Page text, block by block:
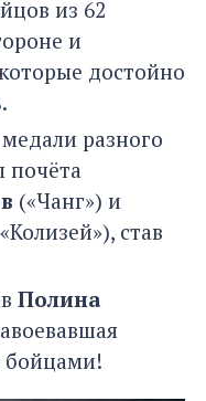
из 62
и
достойно
разного
почёта
(«Чанг») и
став
Полина
бойцами!